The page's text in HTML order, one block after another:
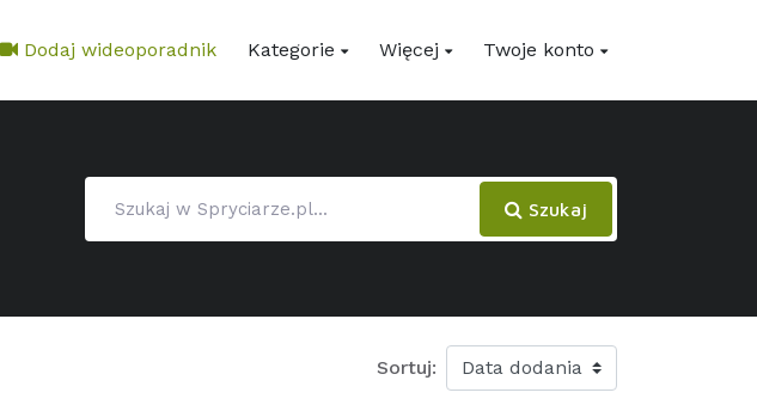
Dodaj wideoporadnik Kategorie Więcej Twoje konto
Szukaj
Sortuj: